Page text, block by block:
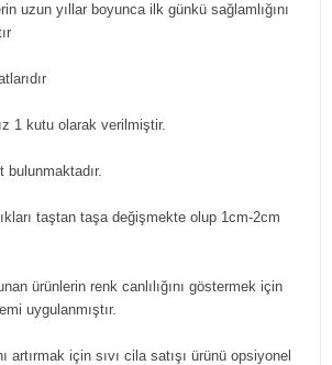
uzun yıllar boyunca ilk günkü sağlamlığını
1 kutu olarak verilmiştir.
bulunmaktadır.
taştan taşa değişmekte olup 1cm-2cm
ürünlerin renk canlılığını göstermek için
uygulanmıştır.
artırmak için sıvı cila satışı ürünü opsiyonel